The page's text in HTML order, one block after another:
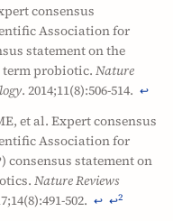
consensus
Association for
statement on the
term probiotic. Nature
. 2014;11(8):506-514. ↩
et al. Expert consensus
Association for
consensus statement on
Nature Reviews
502. ↩ ↩2